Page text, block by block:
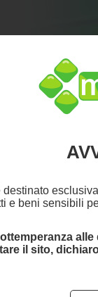
ditte italiane
destinato
e beni sensibili
il sito,